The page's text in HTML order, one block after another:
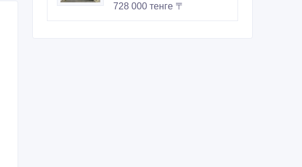
728 000 тенге 〒